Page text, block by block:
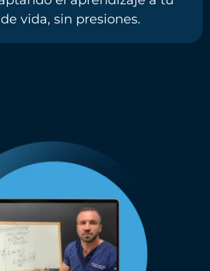
vida, sin presiones.